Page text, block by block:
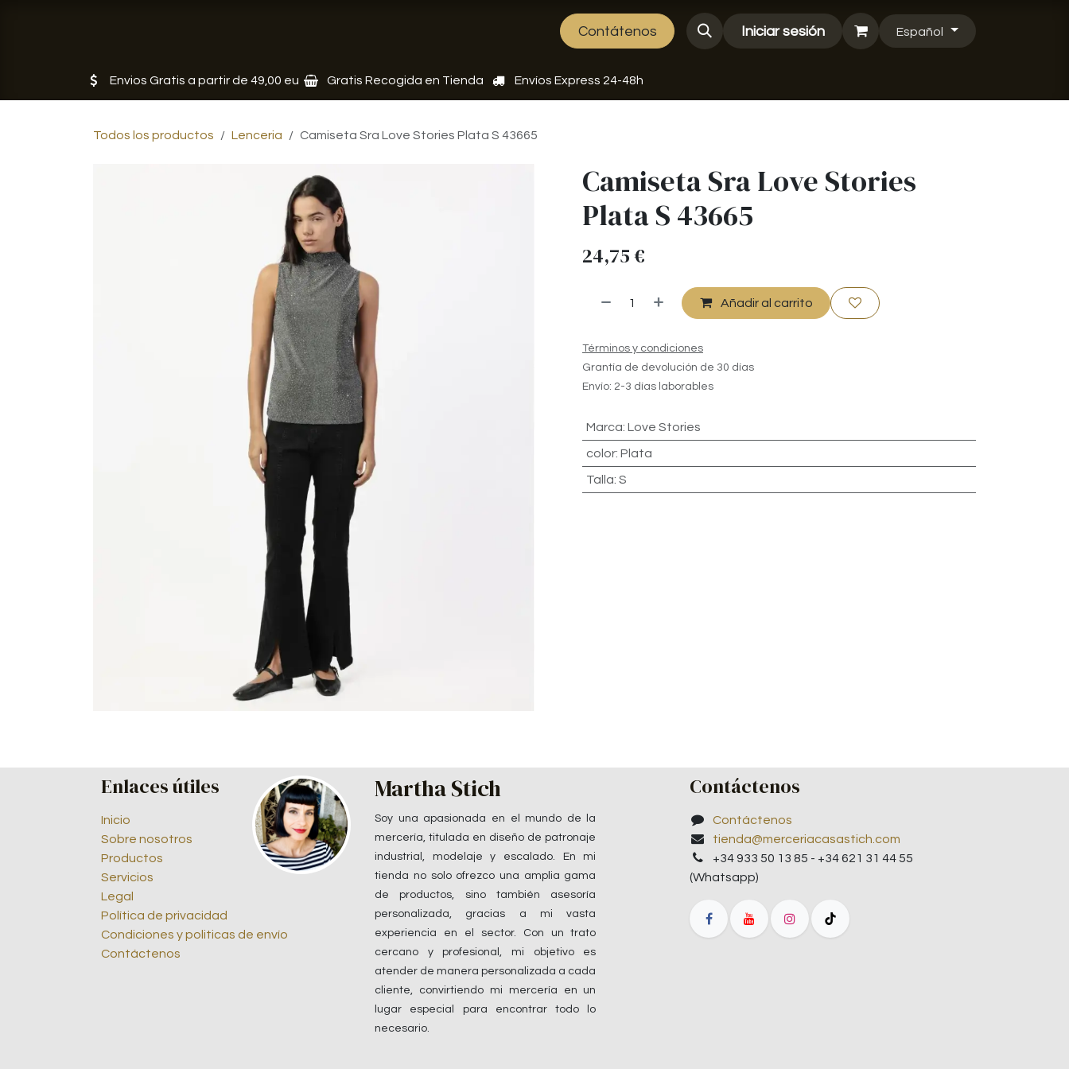
Contátenos Iniciar sesión Español
Envios Gratis a partir de 49,00 eu Gratis Recogida en Tienda Envíos Express 24-48h
Todos los productos Lenceria Camiseta Sra Love Stories Plata S 43665
Camiseta Sra Love Stories
Plata S 43665
24,75€
Añadir al carrito
Términos y condiciones
Grantía de devolución de 30 días
Envío: 2-3 días laborables
Marca: Love Stories
color: Plata
Talla: S
Enlaces útiles
Inicio
Sobre nosotros
Productos
Servicios
Legal
Política de privacidad
Condiciones y politicas de envío
Contáctenos
Contáctenos
Contáctenos
tienda@merceriacasastich.com
+34 933 50 13 85 - +34 621 31 44 55
(Whatsapp)
Martha Stich
Soy una apasionada en el mundo de la
mercería, titulada en diseño de patronaje
industrial, modelaje y escalado. En mi
tienda no solo ofrezco una amplia gama
de productos, sino también asesoría
personalizada, gracias a mi vasta
experiencia en el sector. Con un trato
cercano y profesional, mi objetivo es
atender de manera personalizada a cada
cliente, convirtiendo mi mercería en un
lugar especial para encontrar todo lo
necesario.